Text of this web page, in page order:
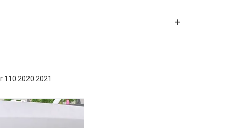
2020 2021